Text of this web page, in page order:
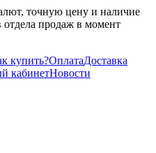
точную цену и наличие
отдела продаж в момент
купить?ОплатаДоставка
кабинетНовости